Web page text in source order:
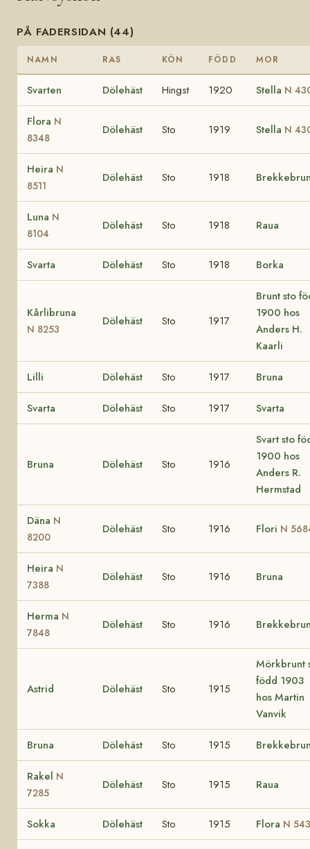
PÅ FADERSIDAN (44)
NAMN RAS KÖN FÖDD MOR
Svarten Dölehäst Hingst 1920 Stella N
Flora N
8348
Dölehäst Sto 1919 Stella N
Heira N
8511
Dölehäst Sto 1918
Luna N
8104
Dölehäst Sto 1918 Raua
Svarta Dölehäst Sto 1918 Borka
Kårlibruna
N 8253
Dölehäst Sto 1917
Brunt sto
1900 hos
Anders H.
Kaarli
Lilli Dölehäst Sto 1917 Bruna
Svarta Dölehäst Sto 1917 Svarta
Bruna Dölehäst Sto 1916
Svart sto
1900 hos
Anders R.
Hermstad
Däna N
8200
Dölehäst Sto 1916 Flori N
Heira N
7388
Dölehäst Sto 1916 Bruna
Herma N
7848
Dölehäst Sto 1916
Astrid Dölehäst Sto 1915
Mörkbrunt
född 1903
hos Martin
Vanvik
Bruna Dölehäst Sto 1915
Rakel N
7285
Dölehäst Sto 1915 Raua
Sokka Dölehäst Sto 1915 Flora N